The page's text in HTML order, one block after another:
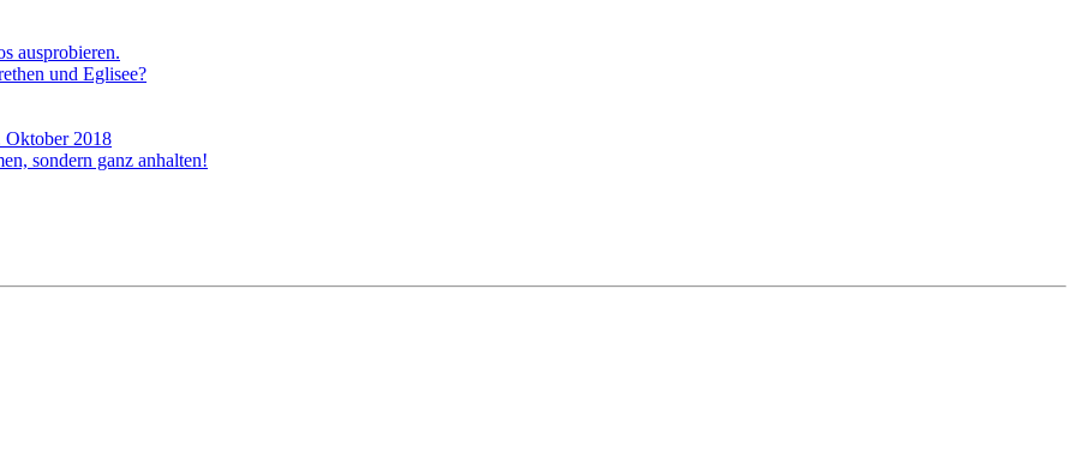
ausprobieren.
und Eglisee?
Oktober 2018
sondern ganz anhalten!